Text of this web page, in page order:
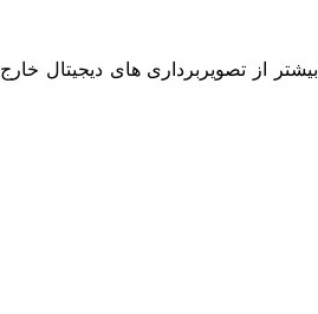
بیشتر از تصویربرداری های دیجیتال خارج